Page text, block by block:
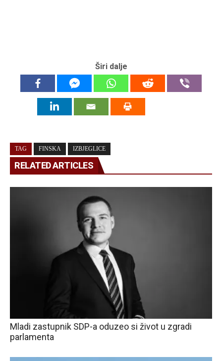
Širi dalje
TAG FINSKA IZBJEGLICE
RELATED ARTICLES
Mladi zastupnik SDP-a oduzeo si život u zgradi
parlamenta